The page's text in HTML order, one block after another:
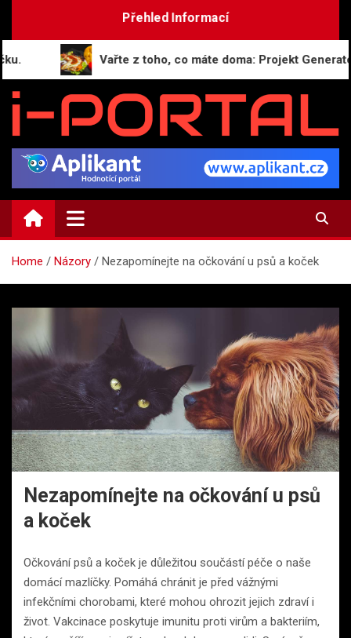
Přehled Informací
Vařte z toho, co máte doma: Projekt
i-PORTAL.CZ
Public relations | Informační portál
Home Názory Nezapomínejte na očkování u psů a koček
Nezapomínejte na očkování u psů
a koček
Očkování psů a koček je důležitou součástí péče o naše
domácí mazlíčky. Pomáhá chránit je před vážnými
infekčními chorobami, které mohou ohrozit jejich zdraví i
život. Vakcinace poskytuje imunitu proti virům a bakteriím,